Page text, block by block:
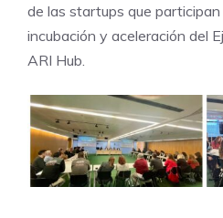
de las startups que
incubación y aceleración del
ARI Hub.